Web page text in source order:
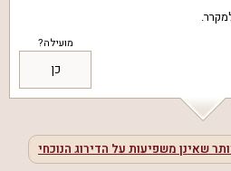
מועילה?
כן
שאינן משפיעות על הדירוג הנוכחי